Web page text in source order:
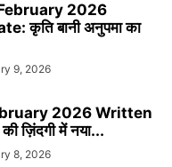
2026
कृति बानी अनुपमा का
9, 2026
2026 Written
ज़िंदगी में नया...
8, 2026